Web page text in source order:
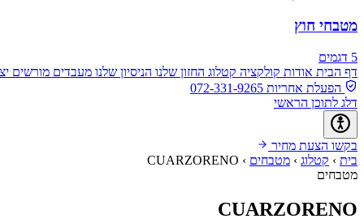
מטבחי חוץ
5 דגמים
דף הבית אודות קולקציה קטלוג החזון שלנו הניסיון שלנו מעבדים מורשים
הפעלת אחריות 072-331-9265
דלג לתוכן הראשי
בקשו הצעת מחיר
בית › קטלוג › מטבחים ›
CUARZORENO
מטבחים
CUARZORENO